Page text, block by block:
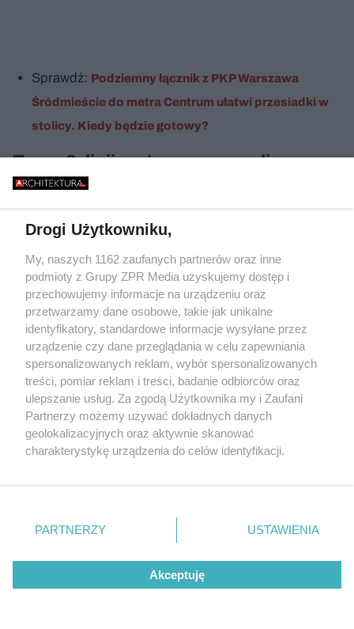
Sprawdź: Podziemny łącznik z PKP Warszawa
Śródmieście do metra Centrum ułatwi przesiadki w
stolicy. Kiedy będzie gotowy?
Trasę 3. linii metra wyznaczyli
urzędnicy, nie eksperci
zastanawiać, czy dało się zaplanować lepszą
trzecią linię metra. Problem w tym, że nawet tego
nie sprawdzono.Miejscy urzędnicy z góry
narzucili ekspertom wytyczającym M3, że
pierwszy odcinek musi łączyć Stadion
Narodowy z Gocławiem.
Nie pozwolono
przeanalizować żadnych innych, potencjalnie
lepszych tras. Dlaczego? Trudno powiedzieć, co
tylko podsyca medialne spekulacje.
STP Karolin? Zobacz zdjęcia
peronu widmo na stacji Stadion Narodowy –
Drogi Użytkowniku,
My, naszych 1162 zaufanych partnerów oraz inne
podmioty z Grupy ZPR Media uzyskujemy dostęp i
przechowujemy informacje na urządzeniu oraz
przetwarzamy dane osobowe, takie jak unikalne
identyfikatory, standardowe informacje wysyłane przez
urządzenie czy dane przeglądania w celu zapewniania
spersonalizowanych reklam, wybór spersonalizowanych
treści, pomiar reklam i treści, badanie odbiorców oraz
ulepszanie usług. Za zgodą Użytkownika my i Zaufani
Partnerzy możemy używać dokładnych danych
geolokalizacyjnych oraz aktywnie skanować
charakterystykę urządzenia do celów identyfikacji.
zmienić/wycofać klikając przycisk ustawień prywatności
znajdujący się w lewym dolnym rogu strony
rodzaje przetwarzania danych nie wymagają zgody
użytkownika, ale masz prawo sprzeciwić się takiemu
przetwarzaniu. Preferencje będą miały zastosowanie tylko
PARTNERZY USTAWIENIA
Akceptuję